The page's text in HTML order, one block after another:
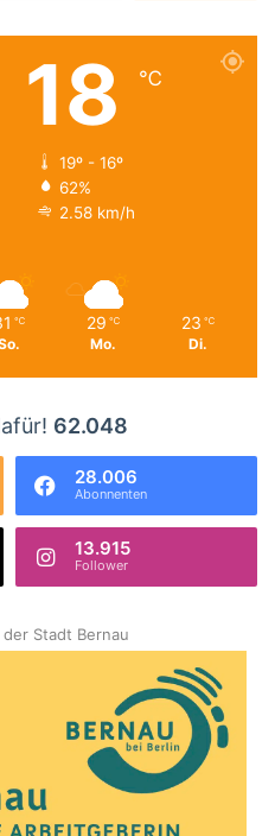
18 ℃
19º - 16º
62%
2.58 km/h
℃ 29 ℃
Mo.
23 ℃
Di.
62.048
28.006
Abonnenten
13.915
Follower
Stadt Bernau